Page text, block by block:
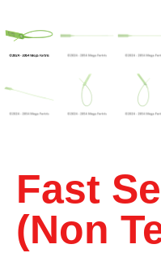
Fast
(Non